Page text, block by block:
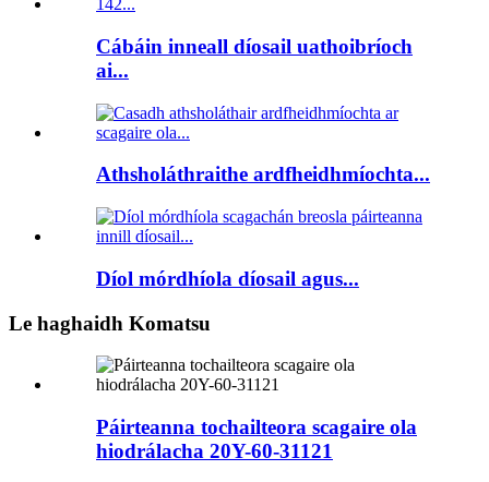
Cábáin inneall díosail uathoibríoch
ai...
Athsholáthraithe ardfheidhmíochta...
Díol mórdhíola díosail agus...
Le haghaidh Komatsu
Páirteanna tochailteora scagaire ola
hiodrálacha 20Y-60-31121